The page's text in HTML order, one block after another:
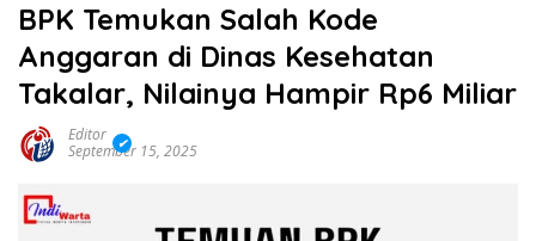
BPK Temukan Salah Kode
Anggaran di Dinas Kesehatan
Takalar, Nilainya Hampir Rp6 Miliar
Editor
September 15, 2025